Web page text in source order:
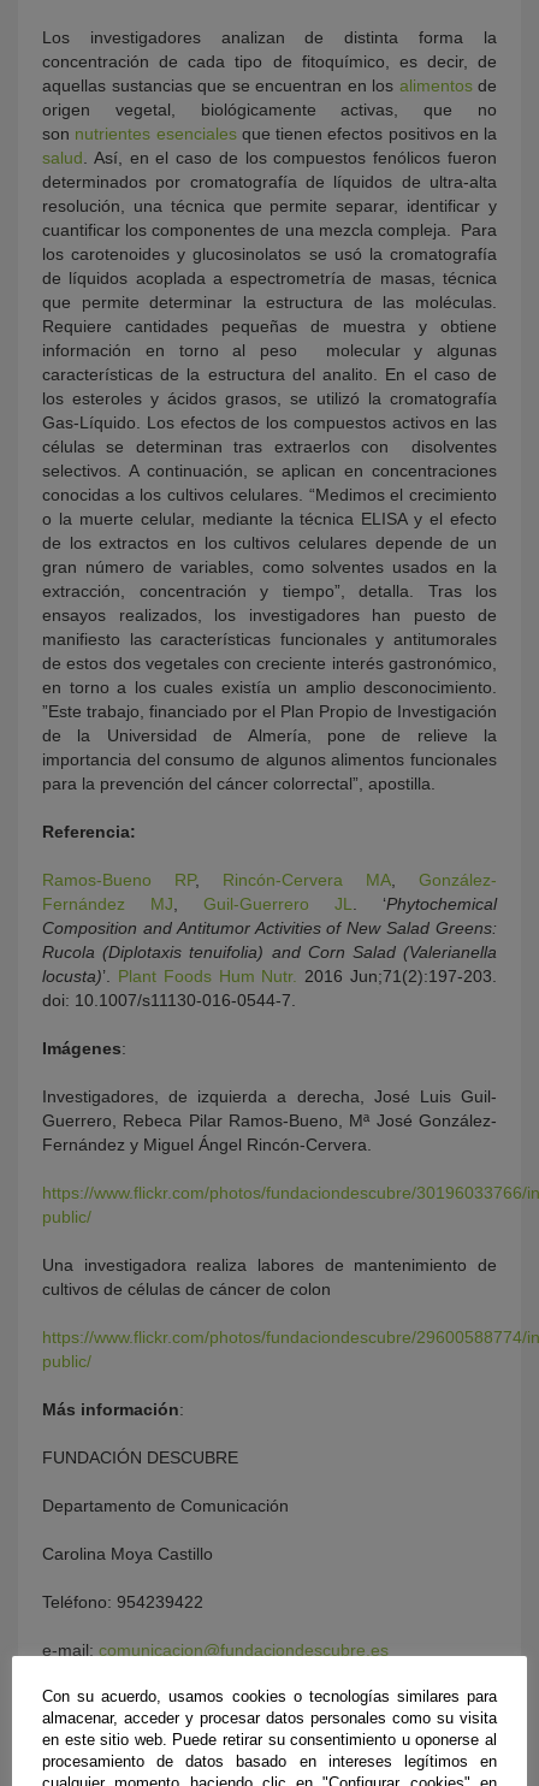
Los investigadores analizan de distinta forma la
concentración de cada tipo de fitoquímico, es decir, de
aquellas sustancias que se encuentran en los alimentosde
origen vegetal, biológicamente activas, que no
son nutrientes esencialesque tienen efectos positivos en la
salud . Así, en el caso de los compuestos fenólicos fueron
determinados por cromatografía de líquidos de ultra-alta
resolución, una técnica que permite separar, identificar y
cuantificar los componentes de una mezcla compleja. Para
los carotenoides y glucosinolatos se usó la cromatografía
de líquidos acoplada a espectrometría de masas, técnica
que permite determinar la estructura de las moléculas.
Requiere cantidades pequeñas de muestra y obtiene
información en torno al peso molecular y algunas
características de la estructura del analito. En el caso de
los esteroles y ácidos grasos, se utilizó la cromatografía
Gas-Líquido. Los efectos de los compuestos activos en las
células se determinan tras extraerlos con disolventes
selectivos. A continuación, se aplican en concentraciones
conocidas a los cultivos celulares. “Medimos el crecimiento
o la muerte celular, mediante la técnica ELISA y el efecto
de los extractos en los cultivos celulares depende de un
gran número de variables, como solventes usados en la
extracción, concentración y tiempo”, detalla. Tras los
ensayos realizados, los investigadores han puesto de
manifiesto las características funcionales y antitumorales
de estos dos vegetales con creciente interés gastronómico,
en torno a los cuales existía un amplio desconocimiento.
”Este trabajo, financiado por el Plan Propio de Investigación
de la Universidad de Almería, pone de relieve la
importancia del consumo de algunos alimentos funcionales
para la prevención del cáncer colorrectal”, apostilla.
Referencia:
Ramos-Bueno RP, Rincón-Cervera MA
González-
Fernández MJ
Guil-Guerrero JL . ‘Phytochemical
Composition and Antitumor Activities of New Salad Greens:
Rucola (Diplotaxis tenuifolia) and Corn Salad (Valerianella
locusta)’. Plant Foods Hum Nutr.
2016 Jun;71(2):197-203.
doi: 10.1007/s11130-016-0544-7.
Imágenes:
Investigadores, de izquierda a derecha, José Luis Guil-
Guerrero, Rebeca Pilar Ramos-Bueno, Mª José González-
Fernández y Miguel Ángel Rincón-Cervera.
https://www.flickr.com/photos/fundaciondescubre/30196033766/
public/
Una investigadora realiza labores de mantenimiento de
cultivos de células de cáncer de colon
https://www.flickr.com/photos/fundaciondescubre/29600588774/
public/
Más información:
FUNDACIÓN DESCUBRE
Departamento de Comunicación
Carolina Moya Castillo
Teléfono: 954239422
e-mail: comunicacion@fundaciondescubre.es
Con su acuerdo, usamos cookies o tecnologías similares para
almacenar, acceder y procesar datos personales como su visita
en este sitio web. Puede retirar su consentimiento u oponerse al
procesamiento de datos basado en intereses legítimos en